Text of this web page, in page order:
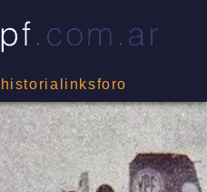
historia linksforo